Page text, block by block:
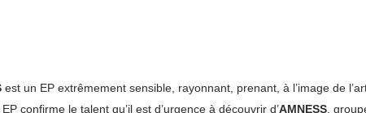
est un EP extrêmement sensible, rayonnant, prenant, à l’image de
confirme le talent qu’il est d’urgence à découvrir d’AMNESS ,